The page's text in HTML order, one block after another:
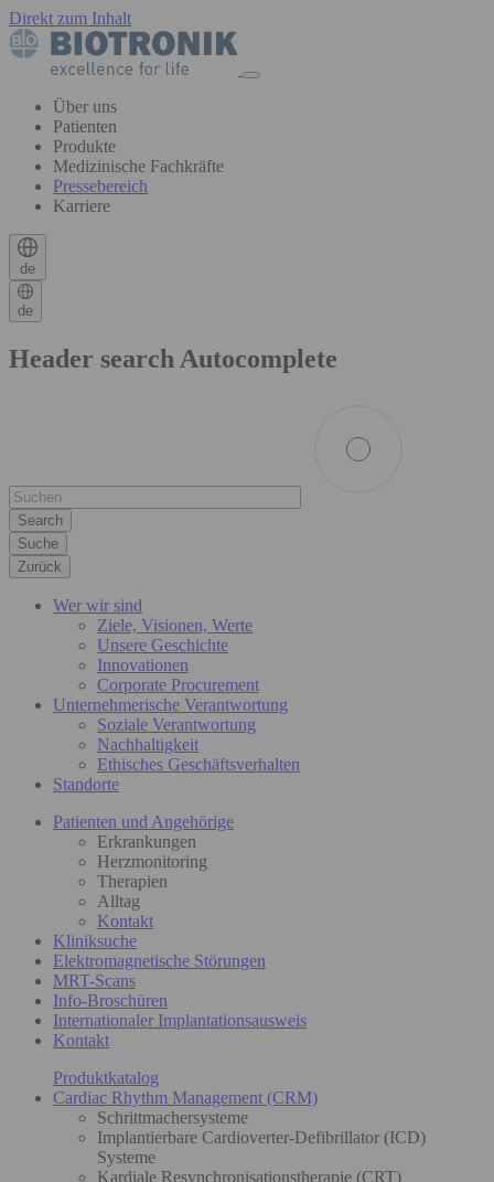
Direkt zum Inhalt
Über uns
Patienten
Produkte
Medizinische Fachkräfte
Pressebereich
Karriere
de
de
Header search Autocomplete
Suche
Zurück
Wer wir sind
Ziele, Visionen, Werte
Unsere Geschichte
Innovationen
Corporate Procurement
Unternehmerische Verantwortung
Soziale Verantwortung
Nachhaltigkeit
Ethisches Geschäftsverhalten
Standorte
Patienten und Angehörige
Erkrankungen
Herzmonitoring
Therapien
Alltag
Kontakt
Kliniksuche
Elektromagnetische Störungen
MRT-Scans
Info-Broschüren
Internationaler Implantationsausweis
Kontakt
Produktkatalog
Cardiac Rhythm Management (CRM)
Schrittmachersysteme
Implantierbare Cardioverter-Defibrillator (ICD)
Systeme
Kardiale Resynchronisationstherapie (CRT)